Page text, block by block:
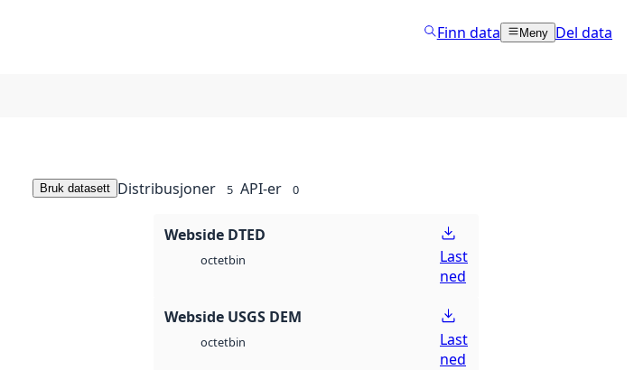
Finn data Meny Del data
Bruk datasett Distribusjoner 5 API-er 0
Webside DTED
octetbin
Last
ned
Webside USGS DEM
octetbin
Last
ned